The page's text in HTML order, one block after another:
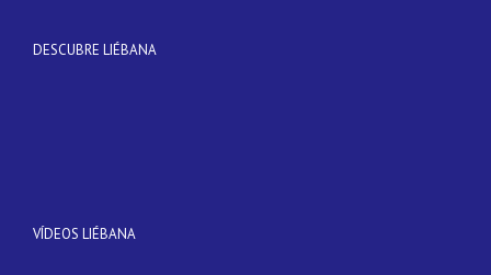
DESCUBRE LIÉBANA
VÍDEOS LIÉBANA